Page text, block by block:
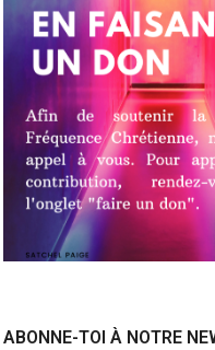
ABONNE-TOI À NOTRE